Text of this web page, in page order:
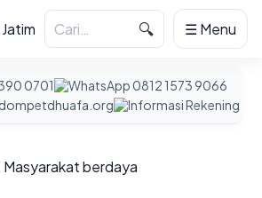
0701
WhatsApp 0812 1573 9066
Informasi Rekening
🔍 ☰ Menu